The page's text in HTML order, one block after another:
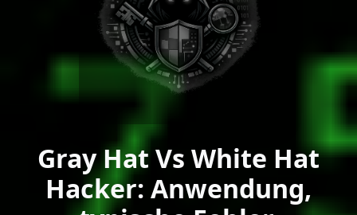
Gray Hat Vs White Hat
Hacker: Anwendung,